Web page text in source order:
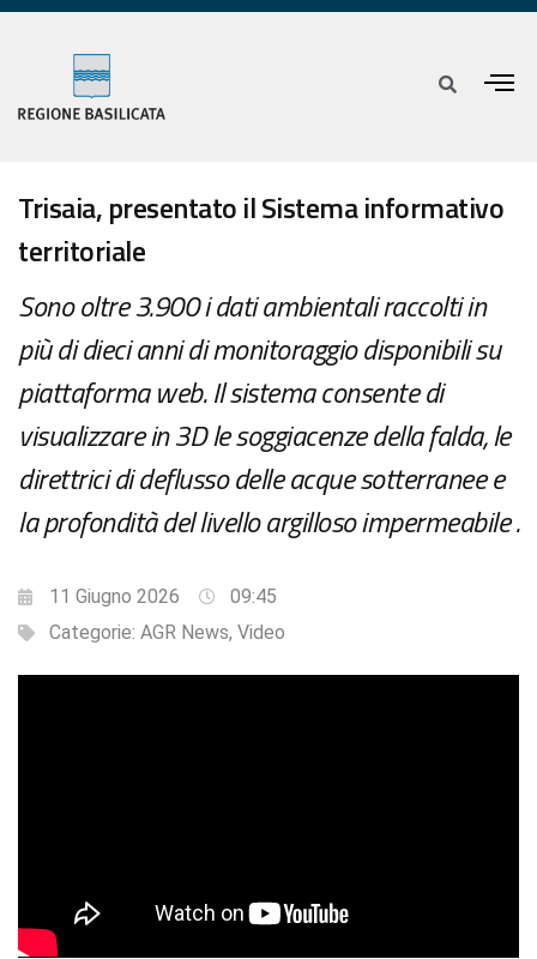
Trisaia, presentato il Sistema informativo
territoriale
Sono oltre 3.900 i dati ambientali raccolti in
più di dieci anni di monitoraggio disponibili su
piattaforma web. Il sistema consente di
visualizzare in 3D le soggiacenze della falda, le
direttrici di deflusso delle acque sotterranee e
la profondità del livello argilloso impermeabile .
11 Giugno 2026
09:45
Categorie: AGR News, Video